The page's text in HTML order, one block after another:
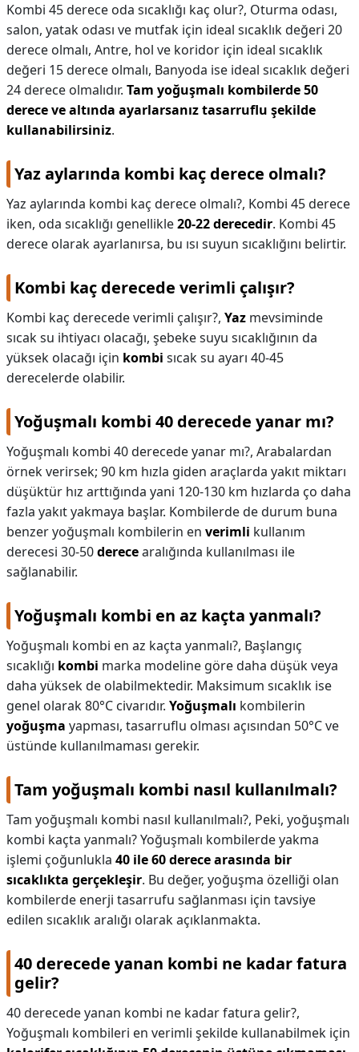
Kombi 45 derece oda sıcaklığı kaç olur?, Oturma odası,
salon, yatak odası ve mutfak için ideal sıcaklık değeri 20
derece olmalı, Antre, hol ve koridor için ideal sıcaklık
değeri 15 derece olmalı, Banyoda ise ideal sıcaklık değeri
24 derece olmalıdır. Tam yoğuşmalı kombilerde 50
derece ve altında ayarlarsanız tasarruflu şekilde
kullanabilirsiniz.
Yaz aylarında kombi kaç derece olmalı?
Yaz aylarında kombi kaç derece olmalı?, Kombi 45 derece
iken, oda sıcaklığı genellikle20-22 derecedir. Kombi 45
derece olarak ayarlanırsa, bu ısı suyun sıcaklığını belirtir.
Kombi kaç derecede verimli çalışır?
Kombi kaç derecede verimli çalışır?, Yaz mevsiminde
sıcak su ihtiyacı olacağı, şebeke suyu sıcaklığının da
yüksek olacağı için kombi sıcak su ayarı 40-45
derecelerde olabilir.
Yoğuşmalı kombi 40 derecede yanar mı?
Yoğuşmalı kombi 40 derecede yanar mı?, Arabalardan
örnek verirsek; 90 km hızla giden araçlarda yakıt miktarı
düşüktür hız arttığında yani 120-130 km hızlarda ço daha
fazla yakıt yakmaya başlar. Kombilerde de durum buna
benzer yoğuşmalı kombilerin en verimli kullanım
derecesi 30-50derecearalığında kullanılması ile
sağlanabilir.
Yoğuşmalı kombi en az kaçta yanmalı?
Yoğuşmalı kombi en az kaçta yanmalı?, Başlangıç
sıcaklığı kombi marka modeline göre daha düşük veya
daha yüksek de olabilmektedir. Maksimum sıcaklık ise
genel olarak 80°C civarıdır. Yoğuşmalı kombilerin
yoğuşma yapması, tasarruflu olması açısından 50°C ve
üstünde kullanılmaması gerekir.
Tam yoğuşmalı kombi nasıl kullanılmalı?
Tam yoğuşmalı kombi nasıl kullanılmalı?, Peki, yoğuşmalı
kombi kaçta yanmalı? Yoğuşmalı kombilerde yakma
işlemi çoğunlukla 40 ile 60 derece arasında bir
sıcaklıkta gerçekleşir. Bu değer, yoğuşma özelliği olan
kombilerde enerji tasarrufu sağlanması için tavsiye
edilen sıcaklık aralığı olarak açıklanmakta.
40 derecede yanan kombi ne kadar fatura
gelir?
40 derecede yanan kombi ne kadar fatura gelir?,
Yoğuşmalı kombileri en verimli şekilde kullanabilmek için